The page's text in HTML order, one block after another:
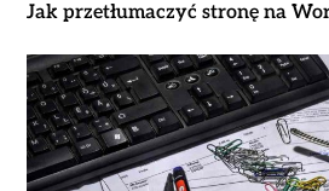
Jak przetłumaczyć stronę na